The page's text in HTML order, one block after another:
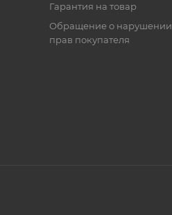
Гарантия на товар
Обращение о нарушении
прав покупателя